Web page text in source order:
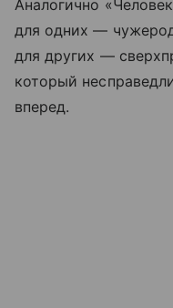
Аналогично
для одних —
для других —
который
вперед.